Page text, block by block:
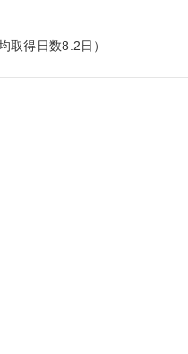
取得日数8.2日）